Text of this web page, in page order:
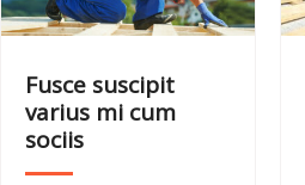
Fusce suscipit
varius mi cum
sociis